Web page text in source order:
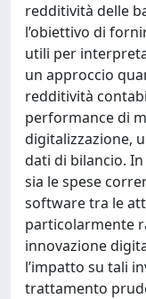
redditività delle
l’obiettivo di
utili per
un approccio
redditività
performance di
digitalizzazione,
dati di bilancio.
sia le spese
software tra le
particolarmente
innovazione
l’impatto su tali
trattamento